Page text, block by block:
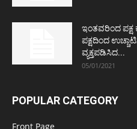
ಇಂತವರಿಂದ ಪಕ್ಷ
ಪಕ್ಷದಿಂದ
ವ್ಯಕ್ತಪಡಿಸಿದ...
05/01/2021
POPULAR CATEGORY
Front Page